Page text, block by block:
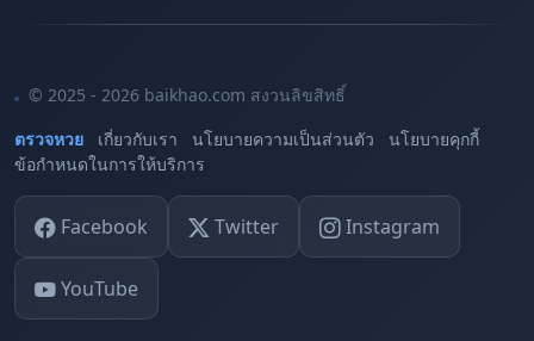
© 2025 - 2026 baikhao.com สงวนลิขสิทธิ์
ตรวจหวย
เกี่ยวกับเรา นโยบายความเป็นส่วนตัว
นโยบายคุกกี้
ข้อกำหนดในการให้บริการ
Facebook Twitter Instagram
YouTube